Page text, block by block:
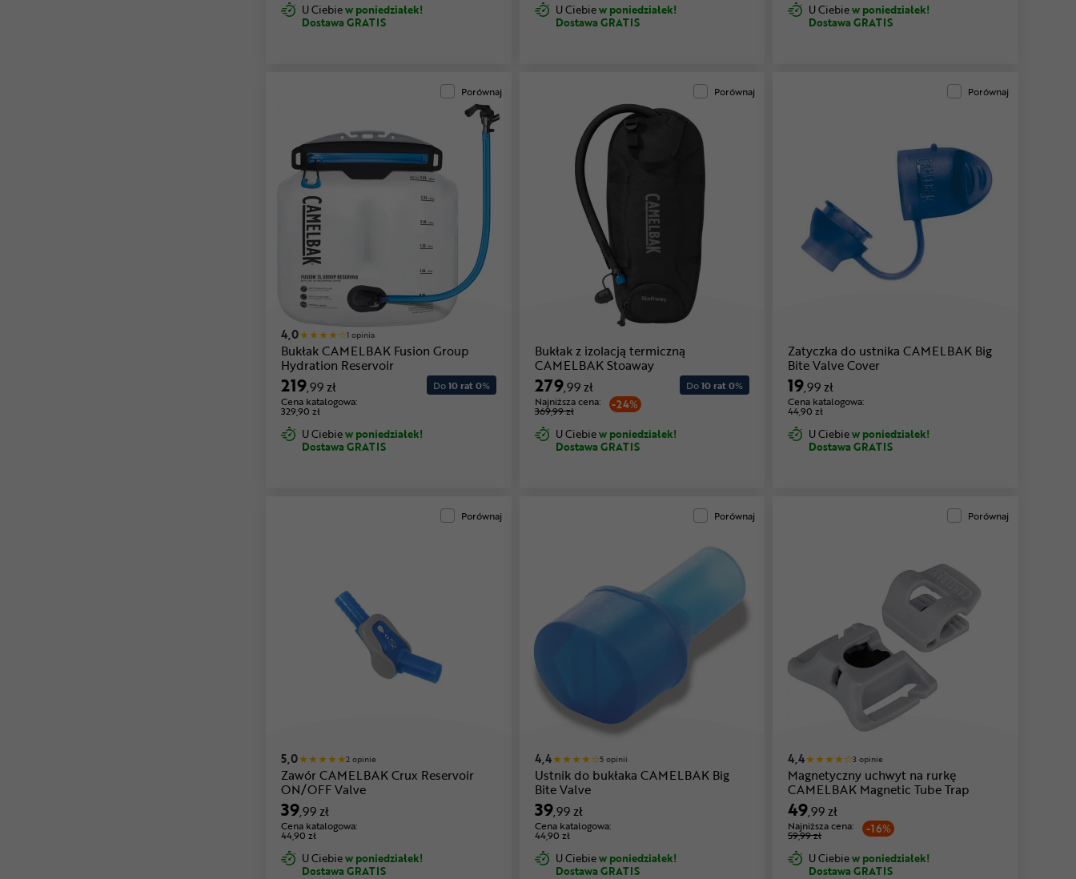
U Ciebiew poniedziałek!
Dostawa GRATIS
U Ciebiew poniedziałek!
Dostawa GRATIS
U Ciebiew poniedziałek!
Dostawa GRATIS
Porównaj
4,0 1 opinia
Bukłak CAMELBAK Fusion Group
Hydration Reservoir
219,99 zł
Cena katalogowa:
329,90 zł
Do10 rat 0%
U Ciebiew poniedziałek!
Dostawa GRATIS
Porównaj
Bukłak z izolacją termiczną
CAMELBAK Stoaway
279,99 zł
-24%
Najniższa cena:
369,99 zł
Do10 rat 0%
U Ciebiew poniedziałek!
Dostawa GRATIS
Porównaj
Zatyczka do ustnika CAMELBAK Big
Bite Valve Cover
19,99 zł
Cena katalogowa:
44,90 zł
U Ciebiew poniedziałek!
Dostawa GRATIS
Porównaj
5,0 2 opinie
Zawór CAMELBAK Crux Reservoir
ON/OFF Valve
39,99 zł
Cena katalogowa:
44,90 zł
U Ciebiew poniedziałek!
Dostawa GRATIS
Porównaj
4,4 5 opinii
Ustnik do bukłaka CAMELBAK Big
Bite Valve
39,99 zł
Cena katalogowa:
44,90 zł
U Ciebiew poniedziałek!
Dostawa GRATIS
Porównaj
4,4 3 opinie
Magnetyczny uchwyt na rurkę
CAMELBAK Magnetic Tube Trap
49,99 zł
-16%
Najniższa cena:
59,99 zł
U Ciebiew poniedziałek!
Dostawa GRATIS